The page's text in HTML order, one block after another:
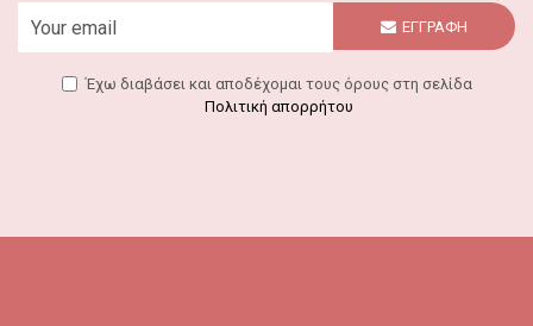
ΕΓΓΡΑΦΗ
Έχω διαβάσει και αποδέχομαι τους όρους στη σελίδα
Πολιτική απορρήτου